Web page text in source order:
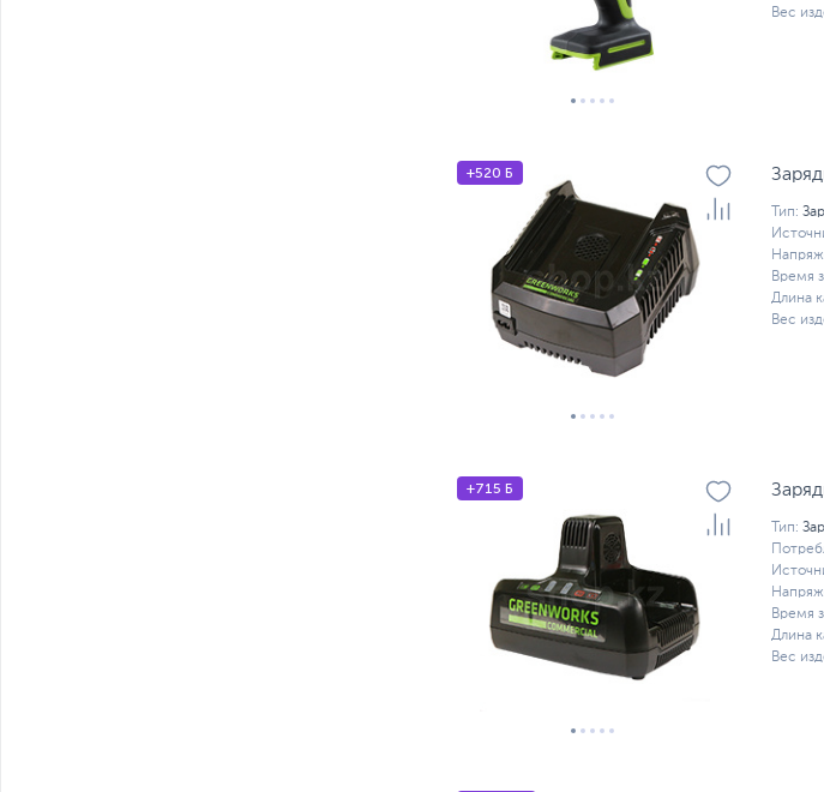
Вес
+520 Б
Тип:
Время
Длина
Вес
+715 Б
Тип:
Время
Длина
Вес